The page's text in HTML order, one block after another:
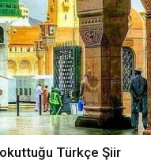
Türkçe Şiir